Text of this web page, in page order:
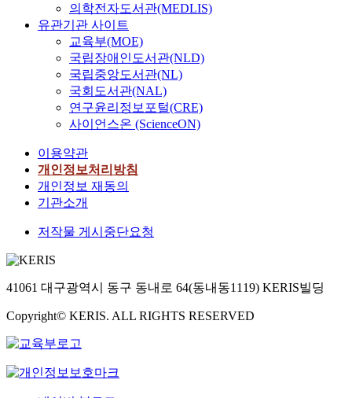
의학전자도서관(MEDLIS)
유관기관 사이트
교육부(MOE)
국립장애인도서관(NLD)
국립중앙도서관(NL)
국회도서관(NAL)
연구윤리정보포털(CRE)
사이언스온 (ScienceON)
이용약관
개인정보처리방침
개인정보 재동의
기관소개
저작물 게시중단요청
41061 대구광역시 동구 동내로 64(동내동1119) KERIS빌딩
Copyright© KERIS. ALL RIGHTS RESERVED